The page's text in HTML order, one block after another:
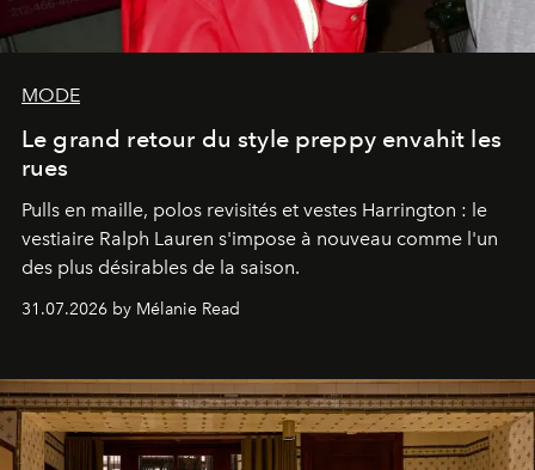
MODE
Le grand retour du style preppy envahit les
rues
Pulls en maille, polos revisités et vestes Harrington : le
vestiaire Ralph Lauren s'impose à nouveau comme l'un
des plus désirables de la saison.
31.07.2026 by Mélanie Read